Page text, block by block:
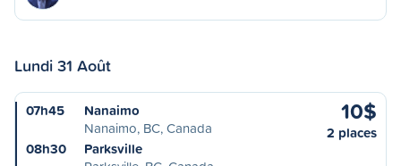
Lundi 31 Août
07h45
Nanaimo
Nanaimo, BC, Canada
08h30
Parksville
10$
2 places